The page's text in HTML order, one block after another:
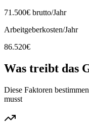
71.500€ brutto/Jahr
Arbeitgeberkosten/Jahr
86.520€
Was treibt das
Diese Faktoren
musst